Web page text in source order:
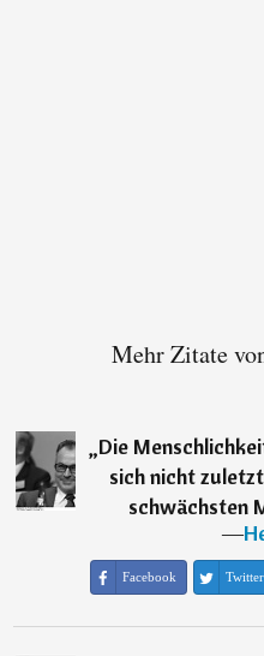
Mehr Zitate
„Die
sich nicht
schwächsten
―
Facebook Twitter